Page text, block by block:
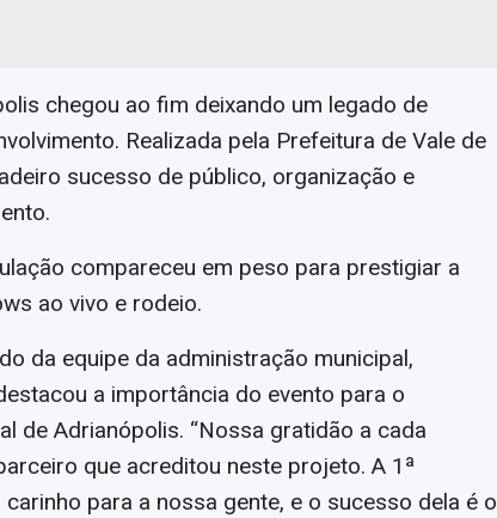
chegou ao fim deixando um legado de
Realizada pela Prefeitura de Vale de
sucesso de público, organização e
compareceu em peso para prestigiar a
ao vivo e rodeio.
da equipe da administração municipal,
a importância do evento para o
de Adrianópolis. “Nossa gratidão a cada
que acreditou neste projeto. A 1ª
para a nossa gente, e o sucesso dela é o